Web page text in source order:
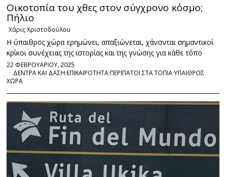
Οικοτοπία του χθες στον σύγχρονο κόσμο;
Πήλιο
Χάρις Χριστοδούλου
Η ύπαιθρος χώρα ερημώνει, απαξιώνεται, χάνονται σημαντικοί
κρίκοι συνέχειας της ιστορίας και της γνώσης για κάθε τόπο
22 ΦΕΒΡΟΥΑΡΙΟΥ, 2025
ΔΕΝΤΡΑ ΚΑΙ ΔΑΣΗ·ΕΠΙΚΑΙΡΟΤΗΤΑ·ΠΕΡΙΠΑΤΟΙ ΣΤΑ ΤΟΠΙΑ·ΥΠΑΙΘΡΟΣ
ΧΩΡΑ